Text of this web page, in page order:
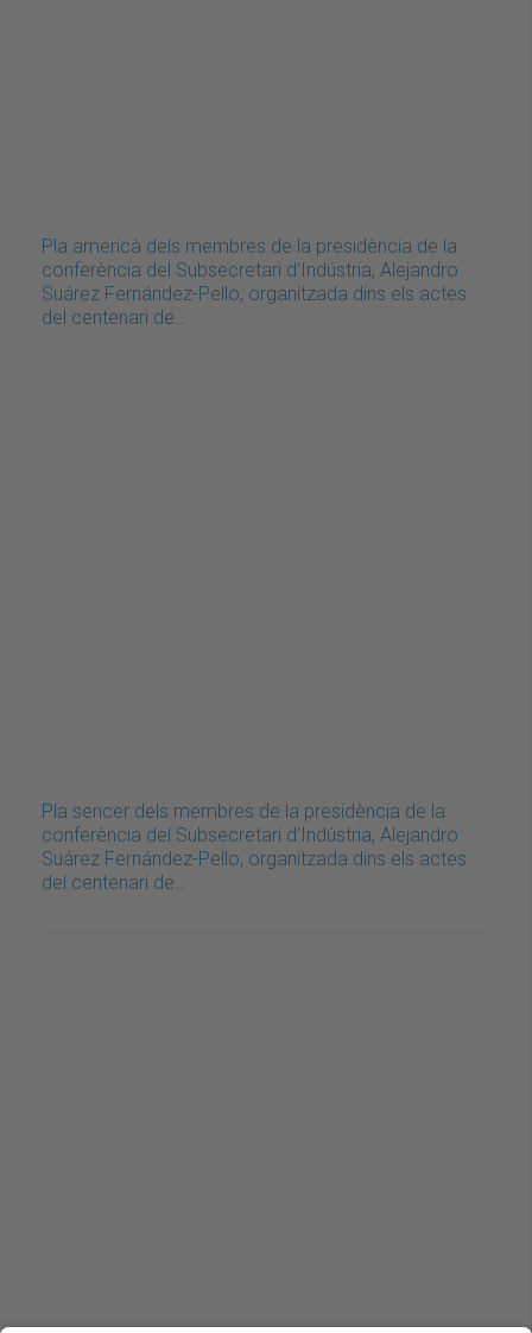
Pla americà dels membres de la presidència de la
conferència del Subsecretari d’Indústria, Alejandro
Suárez Fernández-Pello, organitzada dins els actes
del centenari de…
Pla sencer dels membres de la presidència de la
conferència del Subsecretari d’Indústria, Alejandro
Suárez Fernández-Pello, organitzada dins els actes
del centenari de…